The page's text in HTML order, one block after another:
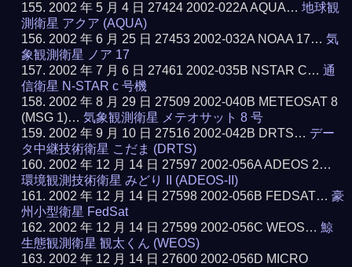
2002 年 5 月 4 日 27424 2002-022A AQUA…地球観
測衛星 アクア (AQUA)
2002 年 6 月 25 日 27453 2002-032A NOAA 17…気
象観測衛星 ノア 17
2002 年 7 月 6 日 27461 2002-035B NSTAR C…通
信衛星 N-STAR c 号機
2002 年 8 月 29 日 27509 2002-040B METEOSAT 8
(MSG 1)…気象観測衛星 メテオサット 8 号
2002 年 9 月 10 日 27516 2002-042B DRTS… デー
タ中継技術衛星 こだま (DRTS)
2002 年 12 月 14 日 27597 2002-056A ADEOS 2…
環境観測技術衛星 みどり II (ADEOS-II)
2002 年 12 月 14 日 27598 2002-056B FEDSAT…豪
州小型衛星 FedSat
2002 年 12 月 14 日 27599 2002-056C WEOS…鯨
生態観測衛星 観太くん (WEOS)
2002 年 12 月 14 日 27600 2002-056D MICRO